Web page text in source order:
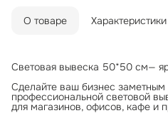
О товаре Характеристики
Световая вывеска 50*50 см—
Сделайте ваш бизнес
профессиональной световой
для магазинов, офисов, кафе и